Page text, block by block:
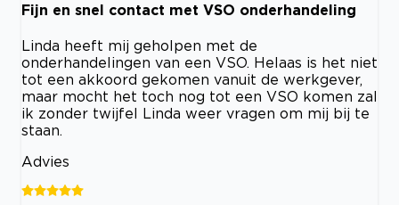
Fijn en snel contact met VSO onderhandeling
Linda heeft mij geholpen met de
onderhandelingen van een VSO. Helaas is het niet
tot een akkoord gekomen vanuit de werkgever,
maar mocht het toch nog tot een VSO komen zal
ik zonder twijfel Linda weer vragen om mij bij te
staan.
Advies